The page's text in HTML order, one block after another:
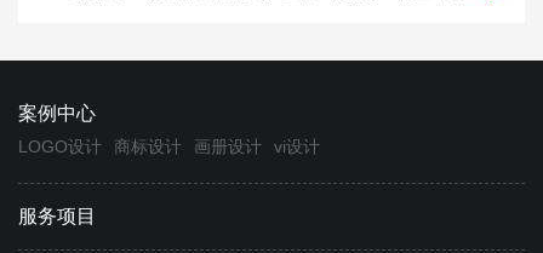
案例中心
LOGO设计 商标设计 画册设计 vi设计
服务项目